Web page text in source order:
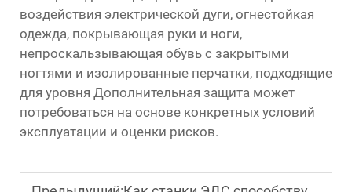
воздействия электрической дуги, огнестойкая
одежда, покрывающая руки и ноги,
непроскальзывающая обувь с закрытыми
ногтями и изолированные перчатки, подходящие
для уровня Дополнительная защита может
потребоваться на основе конкретных условий
эксплуатации и оценки рисков.